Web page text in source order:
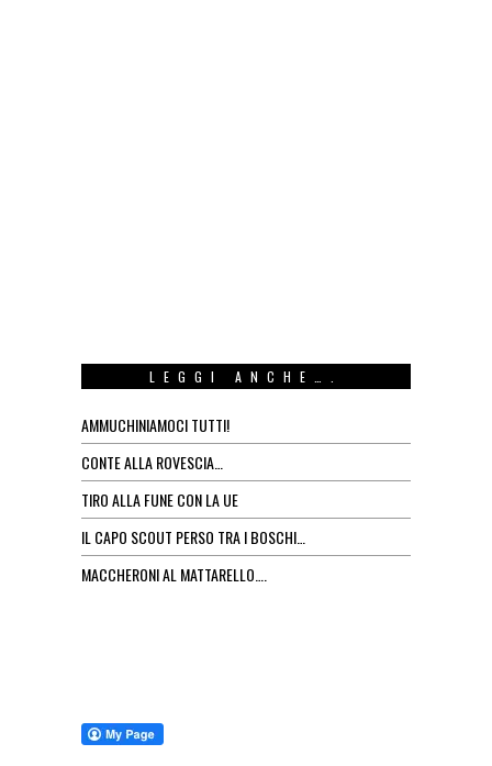
LEGGI ANCHE….
AMMUCHINIAMOCI TUTTI!
CONTE ALLA ROVESCIA…
TIRO ALLA FUNE CON LA UE
IL CAPO SCOUT PERSO TRA I BOSCHI…
MACCHERONI AL MATTARELLO….